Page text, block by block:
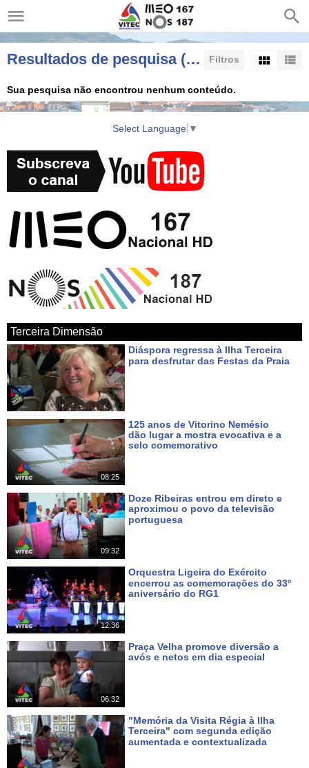
Filtros
Resultados de pesquisa (Resumo)
Ordenar por:
Sua pesquisa não encontrou nenhum conteúdo.
Select Language ▼
Terceira Dimensão
Diáspora regressa à Ilha Terceira
para desfrutar das Festas da Praia
08:25
125 anos de Vitorino Nemésio
dão lugar a mostra evocativa e a
selo comemorativo
09:32
Doze Ribeiras entrou em direto e
aproximou o povo da televisão
portuguesa
12:36
Orquestra Ligeira do Exército
encerrou as comemorações do 33º
aniversário do RG1
06:32
Praça Velha promove diversão a
avós e netos em dia especial
"Memória da Visita Régia à Ilha
Terceira" com segunda edição
aumentada e contextualizada